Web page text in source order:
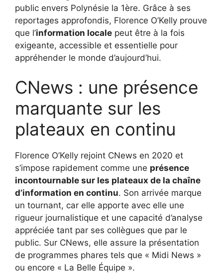
public envers Polynésie la 1ère. Grâce à ses
reportages approfondis, Florence O’Kelly prouve
que l’information locale peut être à la fois
exigeante, accessible et essentielle pour
appréhender le monde d’aujourd’hui.
CNews : une présence
marquante sur les
plateaux en continu
Florence O’Kelly rejoint CNews en 2020 et
s’impose rapidement comme une présence
incontournable sur les plateaux de la chaîne
d’information en continu. Son arrivée marque
un tournant, car elle apporte avec elle une
rigueur journalistique et une capacité d’analyse
appréciée tant par ses collègues que par le
public. Sur CNews, elle assure la présentation
de programmes phares tels que « Midi News »
ou encore « La Belle Équipe ».